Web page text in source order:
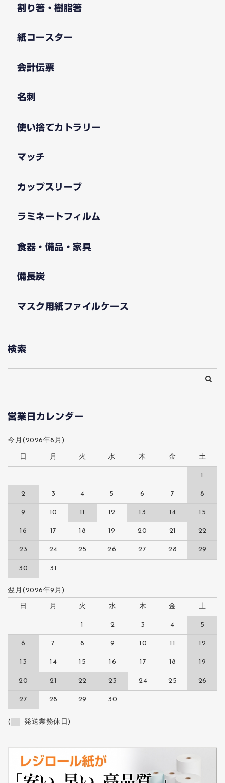
割り箸・樹脂箸
紙コースター
会計伝票
名刺
使い捨てカトラリー
マッチ
カップスリーブ
ラミネートフィルム
食器・備品・家具
備長炭
マスク用紙ファイルケース
検索
営業日カレンダー
今月(2026年8月)
日 月 火 水 木 金 土
1
2 3 4 5 6 7 8
9 10 11 12 13 14 15
16 17 18 19 20 21 22
23 24 25 26 27 28 29
30 31
翌月(2026年9月)
日 月 火 水 木 金 土
1 2 3 4 5
6 7 8 9 10 11 12
13 14 15 16 17 18 19
20 21 22 23 24 25 26
27 28 29 30
( 発送業務休日)